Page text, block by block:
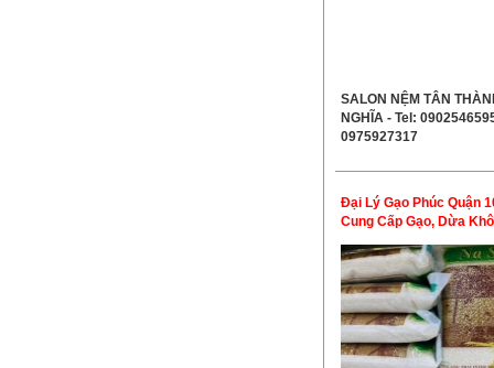
SALON NỆM TÂN
NGHĨA - Tel:
0975927317
Đại Lý Gạo Phúc Quận
Cung Cấp Gạo, Dừa